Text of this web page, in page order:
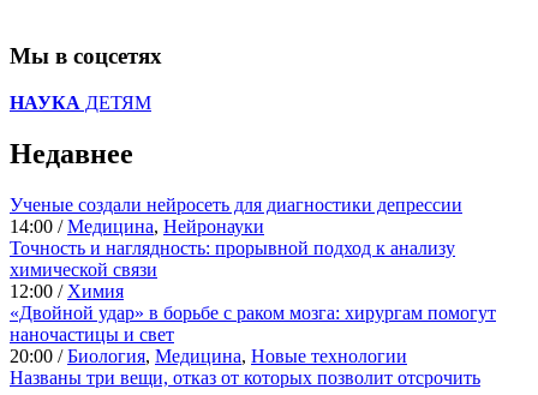
Мы в соцсетях
НАУКА ДЕТЯМ
Недавнее
Ученые создали нейросеть для диагностики депрессии
14:00 /Медицина, Нейронауки
Точность и наглядность: прорывной подход к анализу
химической связи
12:00 / Химия
«Двойной удар» в борьбе с раком мозга: хирургам помогут
наночастицы и свет
20:00 /Биология, Медицина, Новые технологии
Названы три вещи, отказ от которых позволит отсрочить